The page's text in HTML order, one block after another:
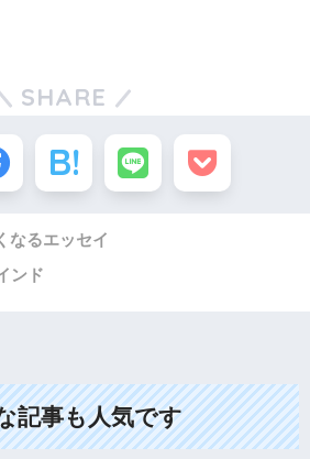
SHARE
なるエッセイ
ンド
記事も人気です